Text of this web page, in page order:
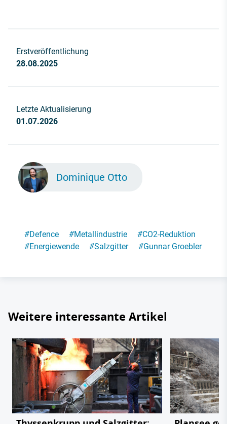
Erstveröffentlichung
28.08.2025
Letzte Aktualisierung
01.07.2026
Dominique Otto
#Defence #Metallindustrie #CO2-Reduktion
#Energiewende #Salzgitter #Gunnar Groebler
Weitere interessante Artikel